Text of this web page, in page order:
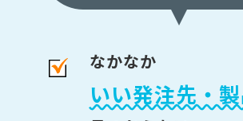
なかなか
いい発注先・